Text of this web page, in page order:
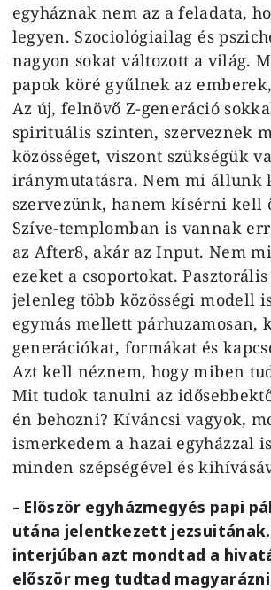
egyháznak nem az a feladata,
legyen. Szociológiailag és
nagyon sokat változott a világ.
papok köré gyűlnek az
Az új, felnövő Z-generáció
spirituális szinten, szerveznek
közösséget, viszont szükségük
iránymutatásra. Nem mi állunk
szervezünk, hanem kísérni kell
Szíve-templomban is vannak
az After8, akár az Input. Nem
ezeket a csoportokat.
jelenleg több közösségi modell
egymás mellett párhuzamosan,
generációkat, formákat és
Azt kell néznem, hogy miben
Mit tudok tanulni az
én behozni? Kíváncsi vagyok,
ismerkedem a hazai egyházzal
minden szépségével és
– Először egyházmegyés papi
utána jelentkezett jezsuitának.
interjúban azt mondtad a
először meg tudtad